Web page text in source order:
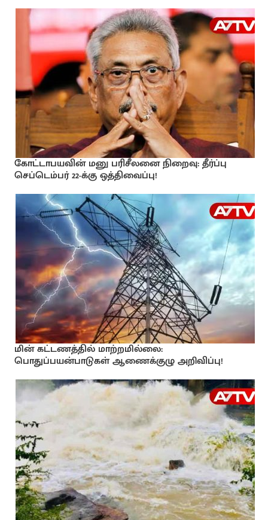
கோட்டாபயவின் மனு பரிசீலனை நிறைவு: தீர்ப்பு
செப்டெம்பர் 22-க்கு ஒத்திவைப்பு!
மின் கட்டணத்தில் மாற்றமில்லை:
பொதுப்பயன்பாடுகள் ஆணைக்குழு அறிவிப்பு!